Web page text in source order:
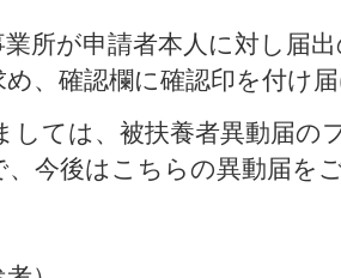
業所が申請者本人に対し届
め、確認欄に確認印を付け
しては、被扶養者異動届の
、今後はこちらの異動届を